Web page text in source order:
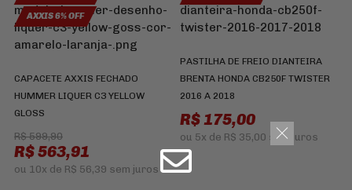
AXXIS 6% OFF
CAPACETE AXXIS FECHADO
HUMMER LIQUER C3 YELLOW
GLOSS
R$ 599,90
R$ 563,91
ou 10x de R$ 56,39 sem juros
PASTILHA DE FREIO DIANTEIRA
BRENTA HONDA CB250F TWISTER
2016 A 2018
R$ 175,00
ou 5x de R$ 35,00 sem juros